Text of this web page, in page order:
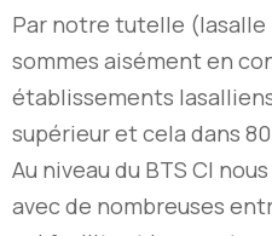
Par notre tutelle
sommes aisément en
établissements
supérieur et cela dans
Au niveau du BTS CI
avec de nombreuses